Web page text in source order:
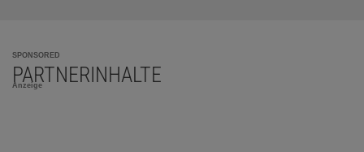
SPONSORED
PARTNERINHALTE
Anzeige